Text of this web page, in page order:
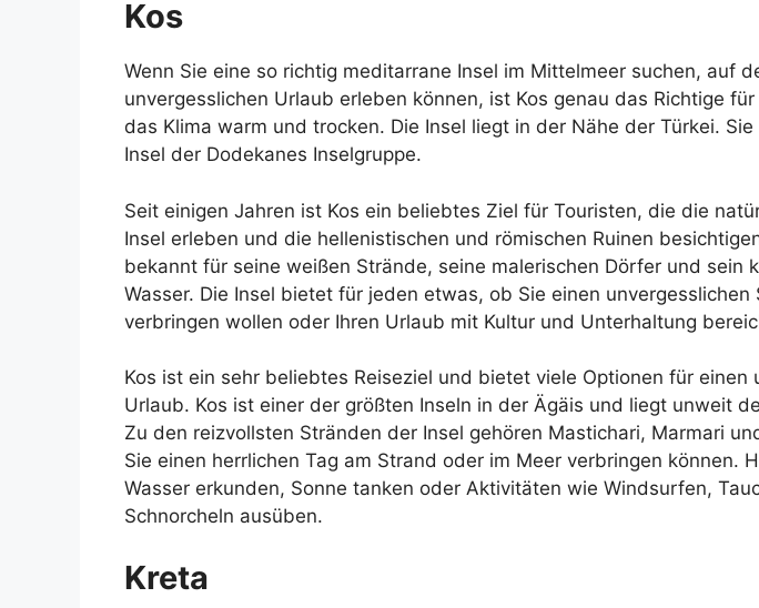
Kos
Wenn Sie eine so richtig meditarrane Insel im Mittelmeer suchen, auf
unvergesslichen Urlaub erleben können, ist Kos genau das Richtige
das Klima warm und trocken. Die Insel liegt in der Nähe der Türkei.
Insel der Dodekanes Inselgruppe.
Seit einigen Jahren ist Kos ein beliebtes Ziel für Touristen, die die
Insel erleben und die hellenistischen und römischen Ruinen
bekannt für seine weißen Strände, seine malerischen Dörfer und sein
Wasser. Die Insel bietet für jeden etwas, ob Sie einen unvergesslichen
verbringen wollen oder Ihren Urlaub mit Kultur und Unterhaltung
Kos ist ein sehr beliebtes Reiseziel und bietet viele Optionen für einen
Urlaub. Kos ist einer der größten Inseln in der Ägäis und liegt unweit
Zu den reizvollsten Stränden der Insel gehören Mastichari, Marmari
Sie einen herrlichen Tag am Strand oder im Meer verbringen können.
Wasser erkunden, Sonne tanken oder Aktivitäten wie Windsurfen,
Schnorcheln ausüben.
Kreta